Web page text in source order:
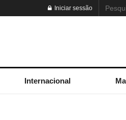
Iniciar sessão
Internacional